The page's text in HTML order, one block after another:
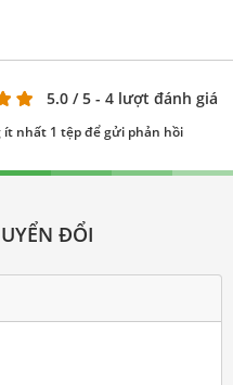
5.0 / 5 - 4 lượt đánh giá
ít nhất 1 tệp để gửi phản hồi
ĐỔI